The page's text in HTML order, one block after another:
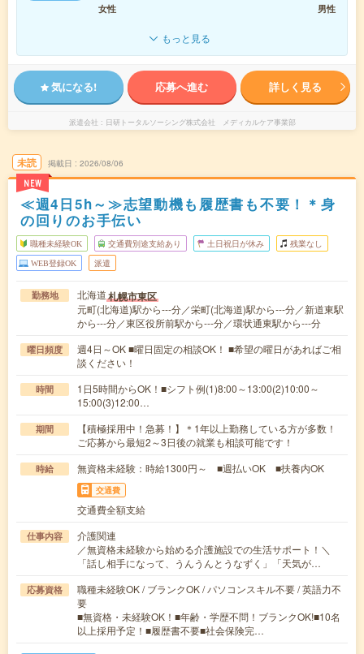
女性
男性
もっと見る
気になる! 応募へ進む 詳しく見る
派遣会社 日研トータルソーシング株式会社 メディカルケア事業部
未読
NEW
掲載日 2026/08/06
≪週4日5h～≫志望動機も履歴書も不要！＊身
の回りのお手伝い
職種未経験OK 交通費別途支給あり 土日祝日が休み 残業なし
WEB登録OK 派遣
勤務地 北海道札幌市東区
元町(北海道)駅から---分／栄町(北海道)駅から---分／新道東駅
から---分／東区役所前駅から---分／環状通東駅から---分
曜日頻度
週4日～OK ■曜日固定の相談OK！ ■希望の曜日があればご相
談ください！
時間
1日5時間からOK！■シフト例(1)8:00～13:00(2)10:00～
15:00(3)12:00…
期間
【積極採用中！急募！】＊1年以上勤務している方が多数！
ご応募から最短2～3日後の就業も相談可能です！
時給 無資格未経験：時給1300円～ ■週払いOK ■扶養内OK
交通費
交通費全額支給
仕事内容
介護関連
／無資格未経験から始める介護施設での生活サポート！＼
「話し相手になって、うんうんとうなずく」「天気が…
応募資格
職種未経験OK / ブランクOK / パソコンスキル不要 / 英語力不
要
■無資格・未経験OK！■年齢・学歴不問！ブランクOK!■10名
以上採用予定！■履歴書不要■社会保険完…